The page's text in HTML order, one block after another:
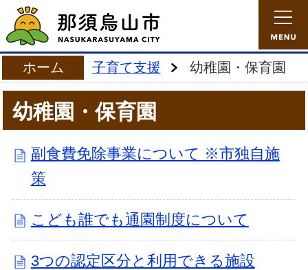
ホーム 子育て支援 幼稚園・保育園
幼稚園・保育園
副食費免除事業について ※市独自施
策
こども誰でも通園制度について
3つの認定区分と利用できる施設